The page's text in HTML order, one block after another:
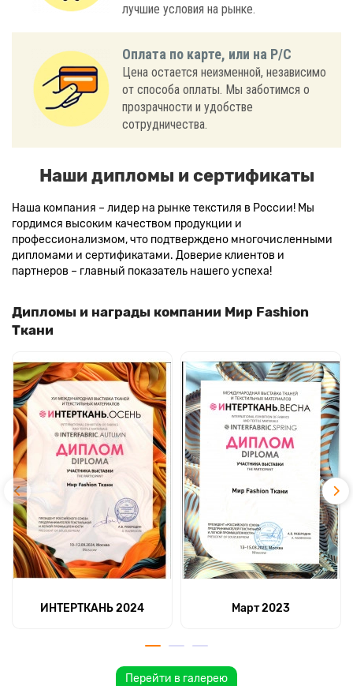
лучшие условия на рынке.
Оплата по карте, или на Р/С
Цена остается неизменной, независимо
от способа оплаты. Мы заботимся о
прозрачности и удобстве
сотрудничества.
Наши дипломы и сертификаты
Наша компания – лидер на рынке текстиля в России! Мы
гордимся высоким качеством продукции и
профессионализмом, что подтверждено многочисленными
дипломами и сертификатами. Доверие клиентов и
партнеров – главный показатель нашего успеха!
Дипломы и награды компании Мир Fashion
Ткани
ИНТЕРТКАНЬ 2024 Март 2023
Перейти в галерею